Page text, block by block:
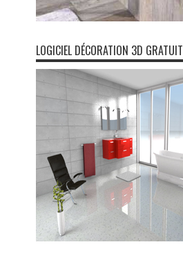
LOGICIEL DÉCORATION 3D GRATUIT